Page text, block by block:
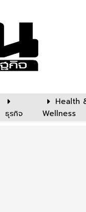
ธุรกิจ
Health
Wellness